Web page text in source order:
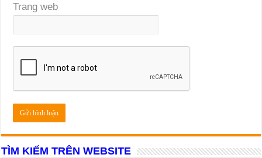
Trang web
TÌM KIẾM TRÊN WEBSITE